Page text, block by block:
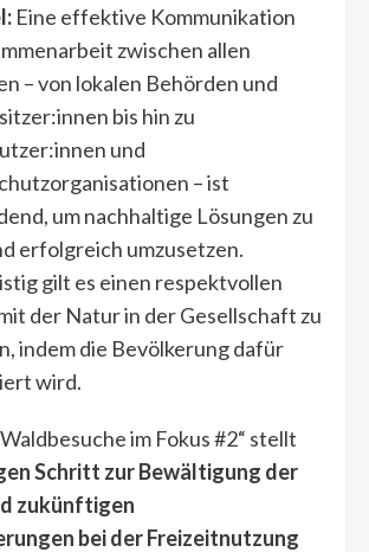
Eine effektive Kommunikation
zwischen allen
– von lokalen Behörden und
bis hin zu
und
– ist
um nachhaltige Lösungen zu
erfolgreich umzusetzen.
gilt es einen respektvollen
der Natur in der Gesellschaft zu
indem die Bevölkerung dafür
wird.
im Fokus #2“ stellt
Schritt zur Bewältigung der
zukünftigen
bei der Freizeitnutzung